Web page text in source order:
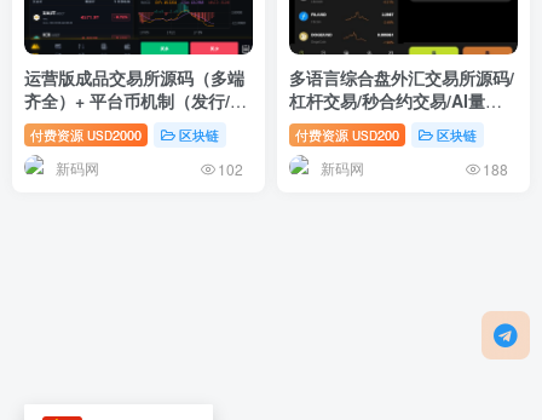
运营版成品交易所源码（多端
齐全）+ 平台币机制（发行/价
格/清算/运营配置）
付费资源 USD2000 区块链
新码网 102
多语言综合盘外汇交易所源码/
杠杆交易/秒合约交易/AI量化
理财/贷款
付费资源 USD200 区块链
新码网 188